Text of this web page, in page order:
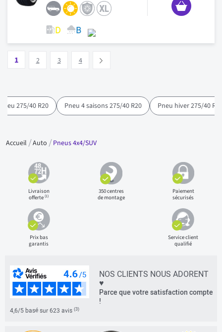
Vous lisez actuellement la page
1 2 3 4
275/40 R20 Pneu 4 saisons 275/40 R20 Pneu hiver 275/40
Accueil Auto Pneus 4x4/SUV
Livraison
offerte(1)
350 centres
de montage
Paiement
sécurisés
Prix bas
garantis
Service client
qualifié
NOS CLIENTS NOUS ADORENT
♥
Parce que votre satisfaction compte
!
4,6/5 basé sur 623 avis (3)